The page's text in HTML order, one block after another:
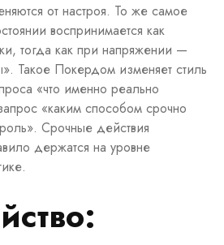
от настроя. То же самое
воспринимается как
тогда как при напряжении —
Такое Покердом изменяет стиль
«что именно реально
«каким способом срочно
Срочные действия
держатся на уровне